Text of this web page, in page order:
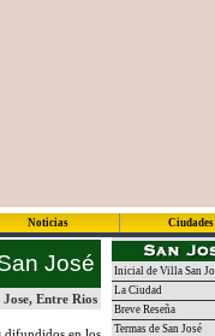
Noticias Ciudades
José
Entre Rios
Inicial de Villa San
La Ciudad
Breve Reseña
Termas de San José